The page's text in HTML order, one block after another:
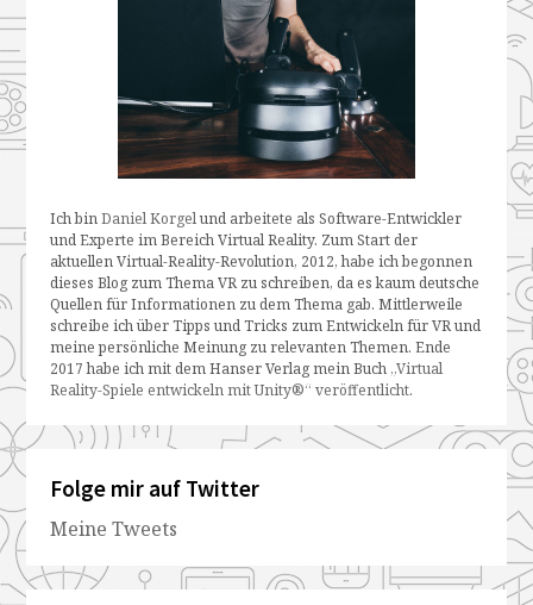
Ich binDaniel Korgelund arbeitete als Software-Entwickler
und Experte im Bereich Virtual Reality. Zum Start der
aktuellen Virtual-Reality-Revolution, 2012, habe ich begonnen
dieses Blog zum Thema VR zu schreiben, da es kaum deutsche
Quellen für Informationen zu dem Thema gab. Mittlerweile
schreibe ich über Tipps und Tricks zum Entwickeln für VR und
meine persönliche Meinung zu relevanten Themen. Ende
2017 habe ich mit dem Hanser Verlag mein Buch „Virtual
Reality-Spiele entwickeln mit Unity®“ veröffentlicht.
Folge mir auf Twitter
Meine Tweets